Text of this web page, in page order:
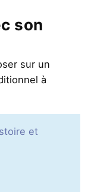
son
sur un
à
et